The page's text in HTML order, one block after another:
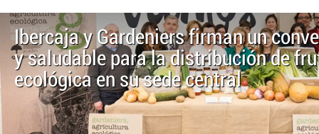
Ibercaja y Gardeniers firman un
y saludable para la distribución de
ecológica en su sede central